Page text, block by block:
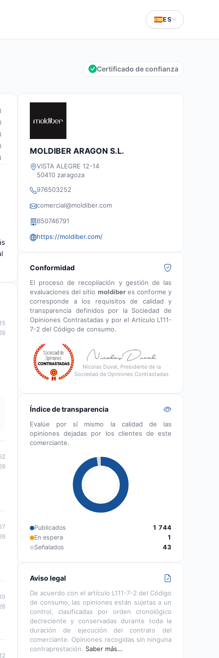
ES
Certificado de confianza
MOLDIBER ARAGON S.L.
VISTA ALEGRE 12-14
50410 zaragoza
976503252
comercial@moldiber.com
B50746791
https://moldiber.com/
Conformidad
El proceso de recopilación y gestión de las
evaluaciones del sitio moldiberes conforme y
corresponde a los requisitos de calidad y
transparencia definidos por la Sociedad de
Opiniones Contrastadas y por el Artículo L111-
7-2 del Código de consumo.
Nicolas Duval, Presidente de la
Sociedad de Opiniones Contrastadas
Índice de transparencia
Evalúe por sí mismo la calidad de las
opiniones dejadas por los clientes de este
comerciante.
Publicados
1 744
En espera
1
Señalados
43
Aviso legal
De acuerdo con el artículo L111-7-2 del Código
de consumo, las opiniones están sujetas a un
control, clasificadas por orden cronológico
decreciente y conservadas durante toda la
duración de ejecución del contrato del
comerciante. Opiniones recogidas sin ninguna
contraprestación. Saber más…